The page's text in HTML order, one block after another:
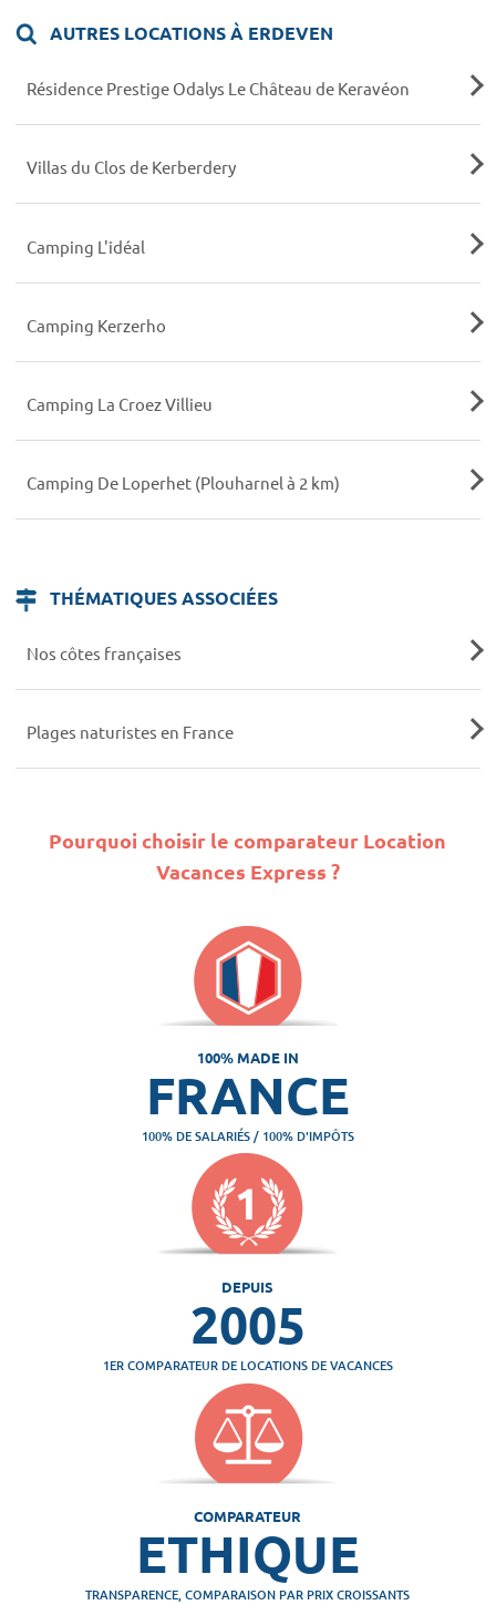
AUTRES LOCATIONS À ERDEVEN
Résidence Prestige Odalys Le Château de Keravéon
Villas du Clos de Kerberdery
Camping L'idéal
Camping Kerzerho
Camping La Croez Villieu
Camping De Loperhet (Plouharnel à 2 km)
THÉMATIQUES ASSOCIÉES
Nos côtes françaises
Plages naturistes en France
Pourquoi choisir le comparateur Location
Vacances Express ?
100% MADE IN
FRANCE
100% DE SALARIÉS / 100% D'IMPÔTS
DEPUIS
2005
1ER COMPARATEUR DE LOCATIONS DE VACANCES
COMPARATEUR
ETHIQUE
TRANSPARENCE, COMPARAISON PAR PRIX CROISSANTS